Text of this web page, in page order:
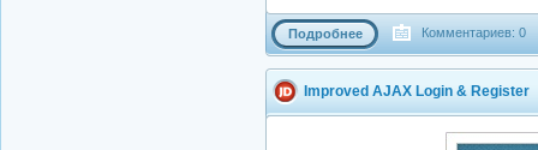
Подробнее Комментариев: 0
Improved AJAX Login & Register